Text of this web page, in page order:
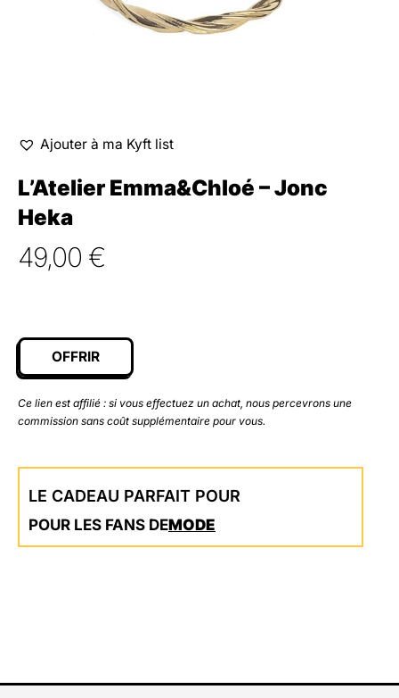
Ajouter à ma Kyft list
L’Atelier Emma&Chloé – Jonc
Heka
49,00 €
OFFRIR
Ce lien est affilié : si vous effectuez un achat, nous percevrons une
commission sans coût supplémentaire pour vous.
LE CADEAU PARFAIT POUR
POUR LES FANS DEMODE